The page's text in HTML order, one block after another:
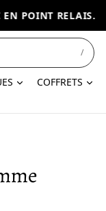
RELAIS.
/
COFFRETS